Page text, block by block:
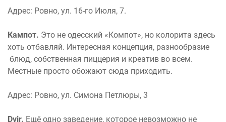
Адрес: Ровно, ул. 16-го Июля, 7.
Кампот. Это не одесский «Компот», но колорита здесь
хоть отбавляй. Интересная концепция, разнообразие
блюд, собственная пиццерия и креатив во всем.
Местные просто обожают сюда приходить.
Адрес: Ровно, ул. Симона Петлюры, 3
Dvir. Ещё одно заведение, которое невозможно не